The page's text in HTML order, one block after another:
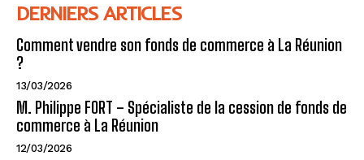
DERNIERS ARTICLES
Comment vendre son fonds de commerce à La Réunion
?
13/03/2026
M. Philippe FORT – Spécialiste de la cession de fonds de
commerce à La Réunion
12/03/2026